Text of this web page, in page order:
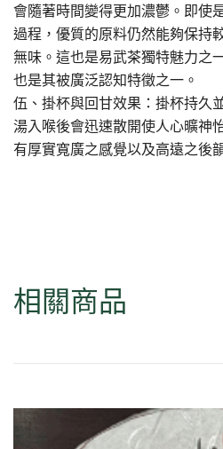
會隨著時間變得更加濃鬱。即使
過程，優質的原料仍然能夠保持
無味。這也是易武茶獨特魅力之
也是其被廣泛認知特徵之一。
伍、掛杯與回甘效果：掛杯持久
湯入喉後會迅速散開使人心曠神
有厚實寬廣之感覺以及高遠之後
相關商品